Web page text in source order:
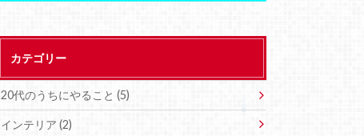
カテゴリー
20代のうちにやること (5)
インテリア (2)